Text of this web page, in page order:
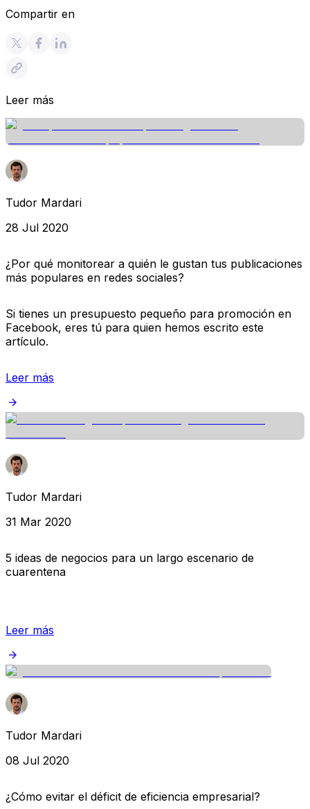
Compartir en
Leer más
Tudor Mardari
28 Jul 2020
¿Por qué monitorear a quién le gustan tus publicaciones
más populares en redes sociales?
Si tienes un presupuesto pequeño para promoción en
Facebook, eres tú para quien hemos escrito este
artículo.
Leer más
Tudor Mardari
31 Mar 2020
5 ideas de negocios para un largo escenario de
cuarentena
Leer más
Tudor Mardari
08 Jul 2020
¿Cómo evitar el déficit de eficiencia empresarial?